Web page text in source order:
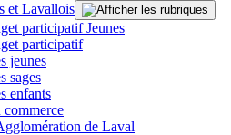
et Lavallois
participatif Jeunes
participatif
jeunes
sages
enfants
commerce
de Laval